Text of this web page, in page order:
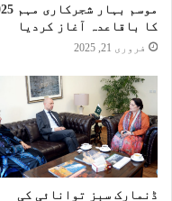
موسم بہار
کا باقاعدہ آغاز کردیا
فروری 21, 2025
ڈنمارک سبز توانائی کی